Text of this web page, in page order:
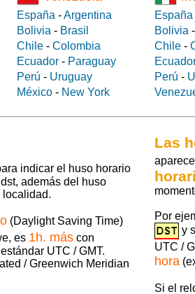
España -Argentina
Bolivia - Brasil
Chile- Colombia
Ecuador- Paraguay
Perú - Uruguay
México- New York
España
Bolivia -
Chile -
Perú -
indicar el huso horario
además del huso
localidad.
(Daylight Saving Time)
es 1h. más con
UTC / GMT.
/ Greenwich Meridian
Las
Por
y
UTC /
hora
Si el